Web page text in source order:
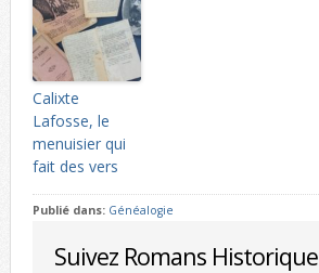
Calixte
Lafosse, le
menuisier qui
fait des vers
Publié dans: Généalogie
Suivez Romans Historique